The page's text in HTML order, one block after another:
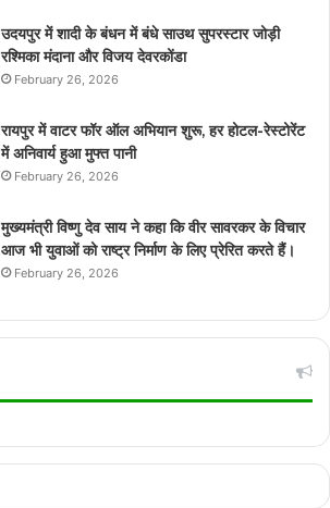
उदयपुर में शादी के बंधन में बंधे साउथ सुपरस्टार जोड़ी
रश्मिका मंदाना और विजय देवरकोंडा
February 26, 2026
रायपुर में वाटर फॉर ऑल अभियान शुरू, हर होटल-रेस्टोरेंट
में अनिवार्य हुआ मुफ्त पानी
February 26, 2026
मुख्यमंत्री विष्णु देव साय ने कहा कि वीर सावरकर के विचार
आज भी युवाओं को राष्ट्र निर्माण के लिए प्रेरित करते हैं।
February 26, 2026